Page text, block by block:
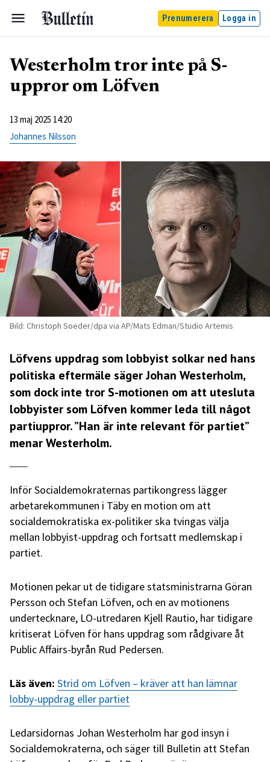
Prenumerera Logga in
Westerholm tror inte på S-
uppror om Löfven
13 maj 2025 14:20
Johannes Nilsson
Bild: Christoph Soeder/dpa via AP/Mats Edman/Studio Artemis
Löfvens uppdrag som lobbyist solkar ned hans
politiska eftermäle säger Johan Westerholm,
som dock inte tror S-motionen om att utesluta
lobbyister som Löfven kommer leda till något
partiuppror. ”Han är inte relevant för partiet”
menar Westerholm.
Inför Socialdemokraternas partikongress lägger
arbetarekommunen i Täby en motion om att
socialdemokratiska ex-politiker ska tvingas välja
mellan lobbyist-uppdrag och fortsatt medlemskap i
partiet.
Motionen pekar ut de tidigare statsministrarna Göran
Persson och Stefan Löfven, och en av motionens
undertecknare, LO-utredaren Kjell Rautio, har tidigare
kritiserat Löfven för hans uppdrag som rådgivare åt
Public Affairs-byrån Rud Pedersen.
Läs även: Strid om Löfven – kräver att han lämnar
lobby-uppdrag eller partiet
Ledarsidornas Johan Westerholm har god insyn i
Socialdemokraterna, och säger till Bulletin att Stefan